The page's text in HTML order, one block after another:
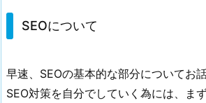
E
つ
い
SEOについて
早速、SEOの基本的な部分についてお
SEO対策を自分でしていく為には、ま